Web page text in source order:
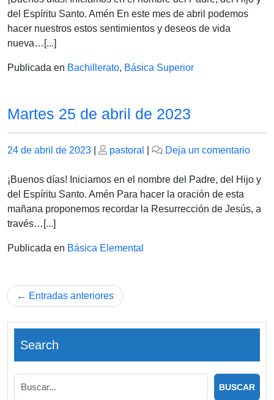
del Espíritu Santo. Amén En este mes de abril podemos
hacer nuestros estos sentimientos y deseos de vida
nueva…[...]
Publicada en Bachillerato, Básica Superior
Martes 25 de abril de 2023
Publicado
24 de abril de 2023
Publicado
pastoral Deja un comentarioen
25
abril
¡Buenos días! Iniciamos en el nombre del Padre, del Hijo y
del Espíritu Santo. Amén Para hacer la oración de esta
mañana proponemos recordar la Resurrección de Jesús, a
través…[...]
Publicada en Básica Elemental
Navegación
de
entradas
Entradas anteriores
Search